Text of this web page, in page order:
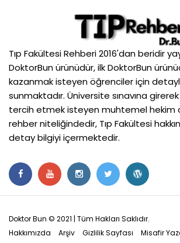
Tıp Fakültesi Rehberi 2016'dan beridir
DoktorBun ürünüdür, ilk DoktorBun
kazanmak isteyen öğrenciler için
sunmaktadır. Üniversite sınavına
tercih etmek isteyen muhtemel hekim
rehber niteliğindedir, Tıp Fakültesi
detay bilgiyi içermektedir.
Doktor Bun © 2021 | Tüm Hakları Saklıdır.
Hakkımızda
Arşiv Gizlilik Sayfası Misafir